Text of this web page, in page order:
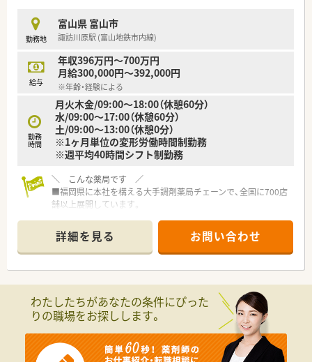
■調剤薬局では患者さま一人ひとりとしっかり向き合える「座り
カウンター」の導入しています。
■20年以上前から業界内で先駆けて在宅医療に取り組み、今で
は全国約8割の店舗で在宅医療を実施しています。
≪ 休日・福利厚生について ≫
■年間休日【120日以上】です。
■統括するエリアマネージャーおよびエリア内での協力体制も
整っており、有給休暇の取得や急な休みへの対応も可能な無理の
ない勤務形態がとられています。
育児休暇・産前産後休暇の取得率は【100％】、時短制度の利用な
どが可能なことから同休暇取得後の復帰率は【99％】と、仕事と
≪ 教育制度について ≫
■新入社員研修、フォローアップ研修、OJT研修、病院研修、店長
勤務地
富山県 富山市
諏訪川原駅 (富山地鉄市内線)
給与
年収396万円～700万円
月給300,000円～392,000円
※年齢・経験による
勤務
時間
月火木金/09:00～18:00（休憩60分）
水/09:00～17:00（休憩60分）
土/09:00～13:00（休憩0分）
※1ヶ月単位の変形労働時間制勤務
※週平均40時間シフト制勤務
＼ こんな薬局です ／
■福岡県に本社を構える大手調剤薬局チェーンで、全国に700店
舗以上展開しています。
コミュニケーション能力や薬事・技能・態度を身につけ、着実なス
キルアップが可能です。
■近隣クリニックから内科の処方箋をメインに応需しています！
枚数は45枚/日程度で、患者様に寄り添った対応ができる環境を
＼ 子育て支援が充実 ／
子育て支援企業として「くるみんマーク」を取得しており、小学
校1年の修了まで時短勤務が可能、育児休業特別有給休暇なども
設けています◎男性の育児休暇実績も多数あり！会社全体で子育
て支援のサポートも充実しております
詳細を見る お問い合わせ
わたしたちがあなたの条件にぴった
りの職場をお探しします。